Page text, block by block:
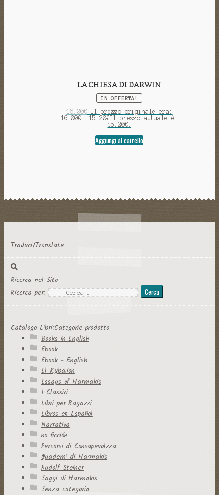
LA CHIESA DI DARWIN
IN OFFERTA!
16.00€
Il prezzo originale era:
16.00€.
15.20€ Il prezzo attuale è:
15.20€.
Aggiungi al carrello
Traduci/Translate
Ricerca nel Sito
Ricerca per:
Catalogo Libri:Categorie prodotto
Books in English
Ebook
Ebook - English
El Kybalion
Essays of Harmakis
I Classici
Libri per Ragazzi
Libros en Español
Narrativa
no ficción
Percorsi di Consapevolzza
Quaderni di Harmakis
Rudolf Steiner
Saggi di Harmakis
Senza categoria